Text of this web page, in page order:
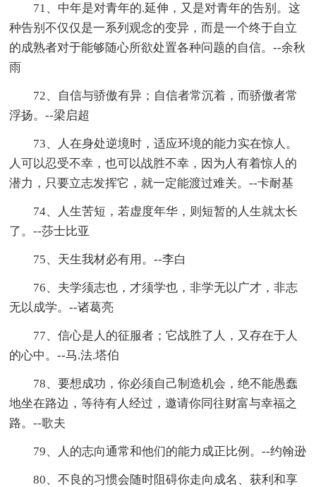
71、中年是对青年的.延伸，又是对青年的告别。这
种告别不仅仅是一系列观念的变异，而是一个终于自立
的成熟者对于能够随心所欲处置各种问题的自信。--余秋
雨
72、自信与骄傲有异；自信者常沉着，而骄傲者常
浮扬。--梁启超
73、人在身处逆境时，适应环境的能力实在惊人。
人可以忍受不幸，也可以战胜不幸，因为人有着惊人的
潜力，只要立志发挥它，就一定能渡过难关。--卡耐基
74、人生苦短，若虚度年华，则短暂的人生就太长
了。--莎士比亚
75、天生我材必有用。--李白
76、夫学须志也，才须学也，非学无以广才，非志
无以成学。--诸葛亮
77、信心是人的征服者；它战胜了人，又存在于人
的心中。--马.法.塔伯
78、要想成功，你必须自己制造机会，绝不能愚蠢
地坐在路边，等待有人经过，邀请你同往财富与幸福之
路。--歌夫
79、人的志向通常和他们的能力成正比例。--约翰逊
80、不良的习惯会随时阻碍你走向成名、获利和享